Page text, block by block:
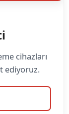
cihazları
ediyoruz.